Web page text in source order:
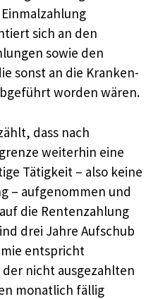
sich an den
sowie den
sonst an die Kranken-
worden wären.
dass nach
weiterhin eine
Tätigkeit – also keine
– aufgenommen und
die Rentenzahlung
drei Jahre Aufschub
entspricht
nicht ausgezahlten
monatlich fällig